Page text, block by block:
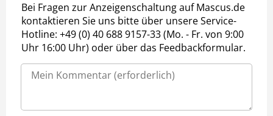
Bei Fragen zur Anzeigenschaltung auf Mascus.de
kontaktieren Sie uns bitte über unsere Service-
Hotline: +49 (0) 40 688 9157-33 (Mo. - Fr. von 9:00
Uhr 16:00 Uhr) oder über das Feedbackformular.